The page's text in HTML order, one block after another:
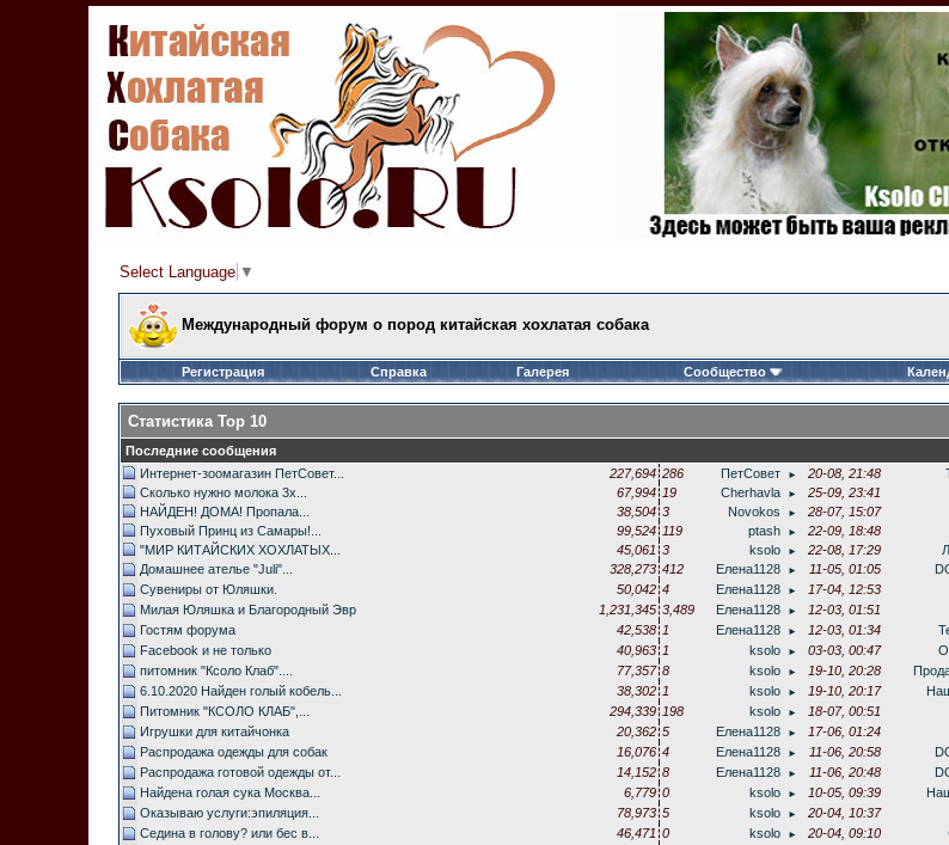
Select Language ▼
Международный форум о пород китайская хохлатая собака
Регистрация Справка Галерея Сообщество
Статистика Top 10
Последние сообщения
Интернет-зоомагазин ПетСовет...
227,694 286 ПетСовет ► 20-08, 21:48
Сколько нужно молока 3х...
67,994 19 Cherhavla ► 25-09, 23:41
НАЙДЕН! ДОМА! Пропала...
38,504 3 Novokos ► 28-07, 15:07
Пуховый Принц из Самары!...
99,524 119 ptash ► 22-09, 18:48
"МИР КИТАЙСКИХ ХОХЛАТЫХ...
45,061 3 ksolo ► 22-08, 17:29
Домашнее ателье "Juli"...
328,273 412 Елена1128 ► 11-05, 01:05
Сувениры от Юляшки.
50,042 4 Елена1128 ► 17-04, 12:53
Милая Юляшка и Благородный Эвр
1,231,345 3,489 Елена1128 ► 12-03, 01:51
Гостям форума
42,538 1 Елена1128 ► 12-03, 01:34
Facebook и не только
40,963 1 ksolo ► 03-03, 00:47
питомник "Ксоло Клаб"....
77,357 8 ksolo ► 19-10, 20:28
6.10.2020 Найден голый кобель...
38,302 1 ksolo ► 19-10, 20:17
Питомник "КСОЛО КЛАБ",...
294,339 198 ksolo ► 18-07, 00:51
Игрушки для китайчонка
20,362 5 Елена1128 ► 17-06, 01:24
Распродажа одежды для собак
16,076 4 Елена1128 ► 11-06, 20:58
Распродажа готовой одежды от...
14,152 8 Елена1128 ► 11-06, 20:48
Найдена голая сука Москва...
6,779 0 ksolo ► 10-05, 09:39
Оказываю услуги:эпиляция...
78,973 5 ksolo ► 20-04, 10:37
Седина в голову? или бес в...
46,471 0 ksolo ► 20-04, 09:10